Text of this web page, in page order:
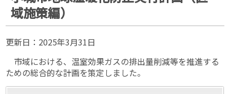
域施策編）
更新日： 2025年3月31日
市域における、温室効果ガスの排出量削減等を推進する
ための総合的な計画を策定しました。